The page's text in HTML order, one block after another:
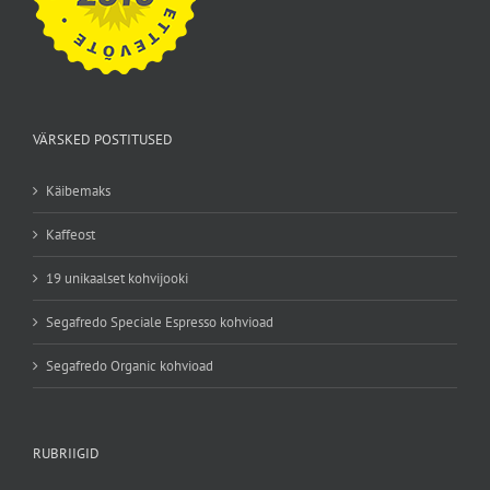
VÄRSKED POSTITUSED
Käibemaks
Kaffeost
19 unikaalset kohvijooki
Segafredo Speciale Espresso kohvioad
Segafredo Organic kohvioad
RUBRIIGID